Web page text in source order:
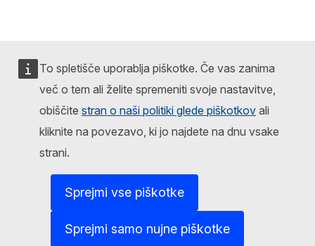
To spletišče uporablja piškotke. Če vas zanima
več o tem ali želite spremeniti svoje nastavitve,
obiščite stran o naši politiki glede piškotkov ali
kliknite na povezavo, ki jo najdete na dnu vsake
strani.
Sprejmi vse piškotke
Sprejmi samo nujne piškotke